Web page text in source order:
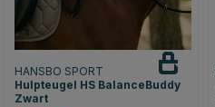
HANSBO SPORT
Hulpteugel HS BalanceBuddy
Zwart